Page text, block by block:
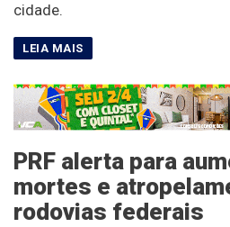
cidade.
PRF alerta para
mortes e
rodovias federais